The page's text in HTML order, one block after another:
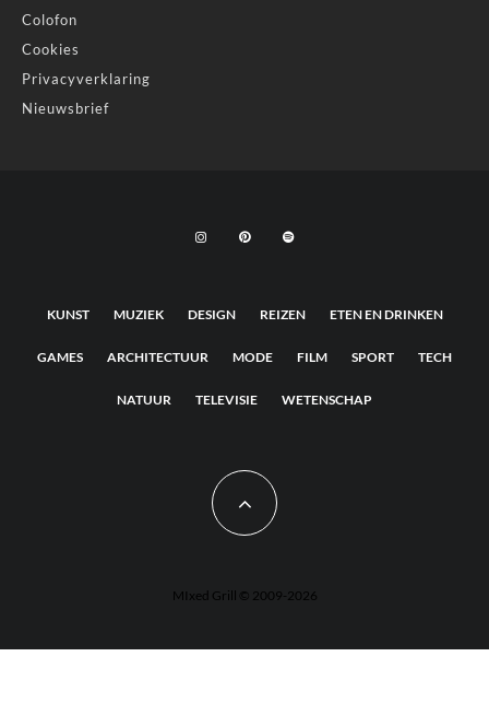
Colofon
Cookies
Privacyverklaring
Nieuwsbrief
KUNST MUZIEK DESIGN REIZEN ETEN EN DRINKEN
GAMES ARCHITECTUUR MODE FILM SPORT TECH
NATUUR TELEVISIE WETENSCHAP
MIxed Grill © 2009-2026